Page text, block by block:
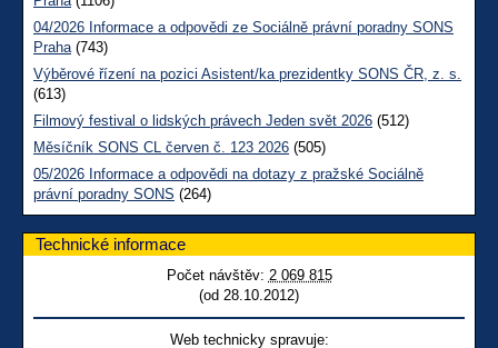
04/2026 Informace a odpovědi ze Sociálně právní poradny SONS
Praha(743)
Výběrové řízení na pozici Asistent/ka prezidentky SONS ČR, z. s.
(613)
Filmový festival o lidských právech Jeden svět 2026 (512)
Měsíčník SONS CL červen č. 123 2026 (505)
05/2026 Informace a odpovědi na dotazy z pražské Sociálně
právní poradny SONS (264)
Technické informace
Počet návštěv: 2 069 815
(od 28.10.2012)
Web technicky spravuje: